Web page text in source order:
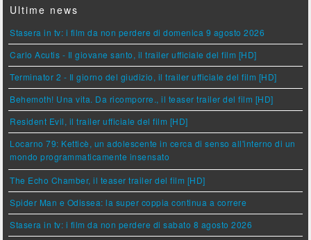
Ultime news
Stasera in tv: i film da non perdere di domenica 9 agosto 2026
Carlo Acutis - Il giovane santo, il trailer ufficiale del film [HD]
Terminator 2 - Il giorno del giudizio, il trailer ufficiale del film [HD]
Behemoth! Una vita. Da ricomporre., il teaser trailer del film [HD]
Resident Evil, il trailer ufficiale del film [HD]
Locarno 79: Ketticè, un adolescente in cerca di senso all'interno di un
mondo programmaticamente insensato
The Echo Chamber, il teaser trailer del film [HD]
Spider Man e Odissea: la super coppia continua a correre
Stasera in tv: i film da non perdere di sabato 8 agosto 2026